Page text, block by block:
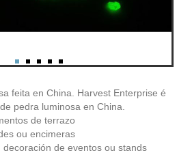
feita en China. Harvest Enterprise é
pedra luminosa en China.
de terrazo
ou encimeras
de eventos ou stands